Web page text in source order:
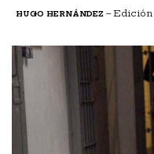
HUGO HERNÁNDEZ – Edición